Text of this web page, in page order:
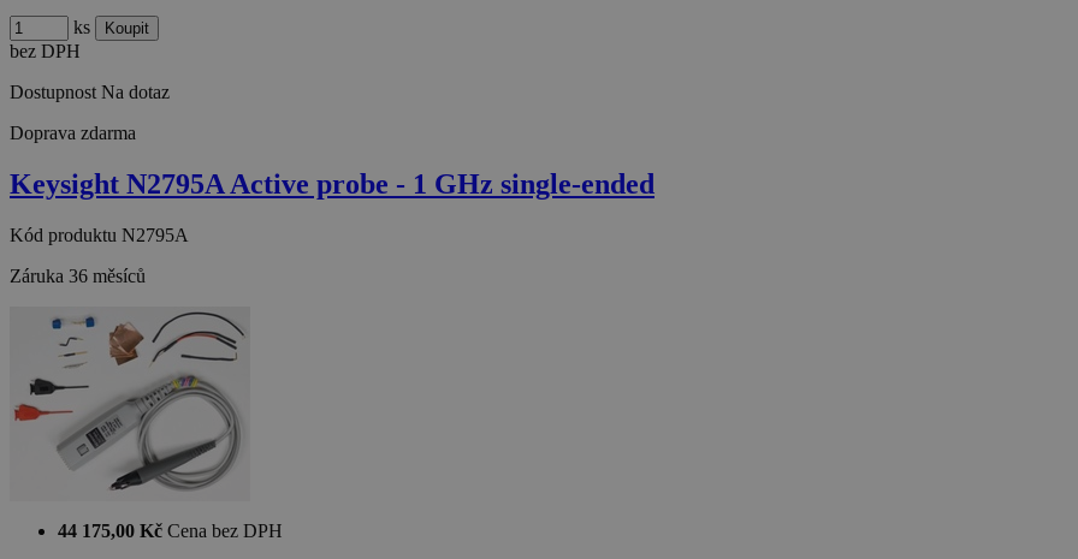
ks
bez DPH
Dostupnost Na dotaz
Doprava zdarma
Keysight N2795A Active probe - 1 GHz single-ended
Kód produktu N2795A
Záruka 36 měsíců
44 175,00 Kč Cena bez DPH